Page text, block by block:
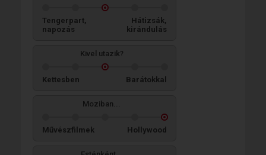
Tengerpart,
napozás
Hátizsák,
kirándulás
Kivel utazik?
Kettesben Barátokkal
Moziban...
Művészfilmek Hollywood